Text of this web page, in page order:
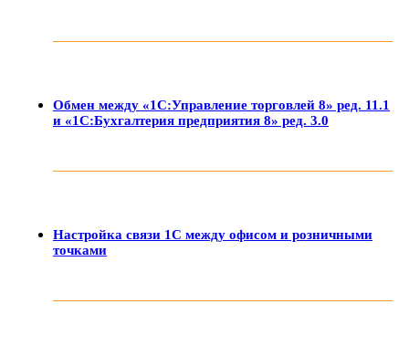
Обмен между «1С:Управление торговлей 8» ред. 11.1
и «1С:Бухгалтерия предприятия 8» ред. 3.0
Настройка связи 1С между офисом и розничными
точками